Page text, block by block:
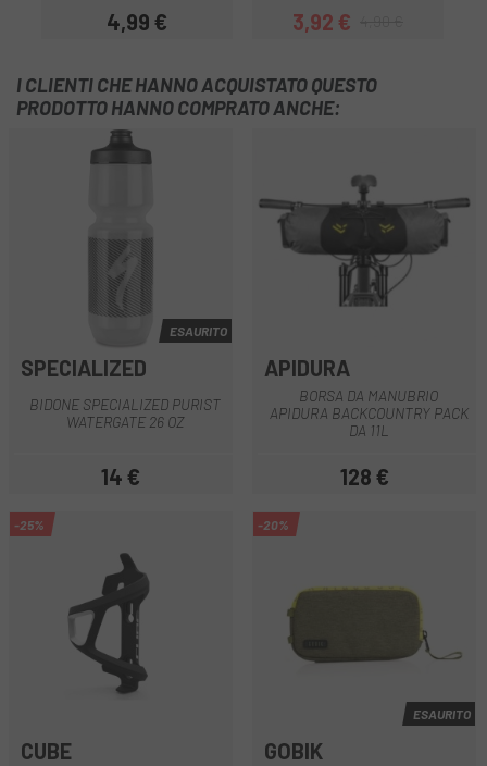
Prezzo
4,99 € Prezzo
3,92 €Prezzo base
I CLIENTI CHE HANNO ACQUISTATO QUESTO
PRODOTTO HANNO COMPRATO ANCHE:
ESAURITO
SPECIALIZED
BIDONE SPECIALIZED PURIST
WATERGATE 26 OZ
Prezzo
14 €
APIDURA
BORSA DA MANUBRIO
APIDURA BACKCOUNTRY PACK
DA 11L
Prezzo
128 €
-25%
CUBE
-20%
ESAURITO
GOBIK